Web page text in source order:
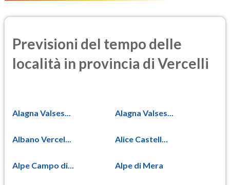
Previsioni del tempo delle
località in provincia di Vercelli
Alagna Valses... Alagna Valses...
Albano Vercel... Alice Castell...
Alpe Campo di... Alpe di Mera